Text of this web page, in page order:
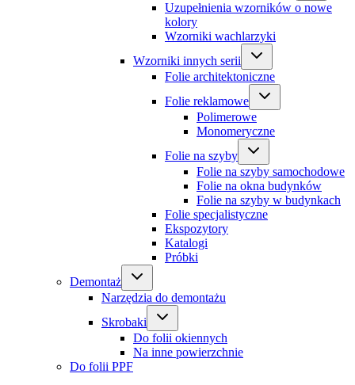
Uzupełnienia wzorników o nowe
kolory
Wzorniki wachlarzyki
Wzorniki innych serii
Folie architektoniczne
Folie reklamowe
Polimerowe
Monomeryczne
Folie na szyby
Folie na szyby samochodowe
Folie na okna budynków
Folie na szyby w budynkach
Folie specjalistyczne
Ekspozytory
Katalogi
Próbki
Demontaż
Narzędzia do demontażu
Skrobaki
Do folii okiennych
Na inne powierzchnie
Do folii PPF